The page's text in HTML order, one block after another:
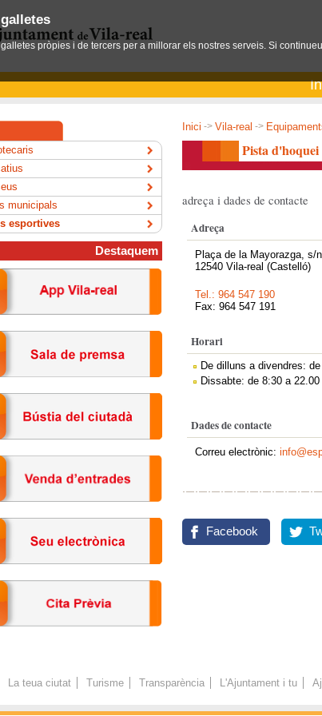
Inici -> Vila-real ->
Pista
adreça i dades de contacte
Adreça
Plaça de la Mayorazga, s/n
12540 Vila-real (Castelló)
Tel.: 964 547 190
Fax: 964 547 191
Horari
De dilluns a divendres:
Dissabte: de 8:30 a 22.00
Dades de contacte
Correu electrònic:
Facebook
municipals
esportives
Destaquem
La teua ciutat Turisme Transparència L'Ajuntament i tu
pròpies i de tercers per a millorar els nostres serveis. Si